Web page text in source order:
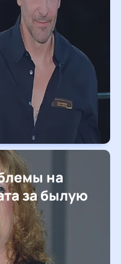
на
за былую